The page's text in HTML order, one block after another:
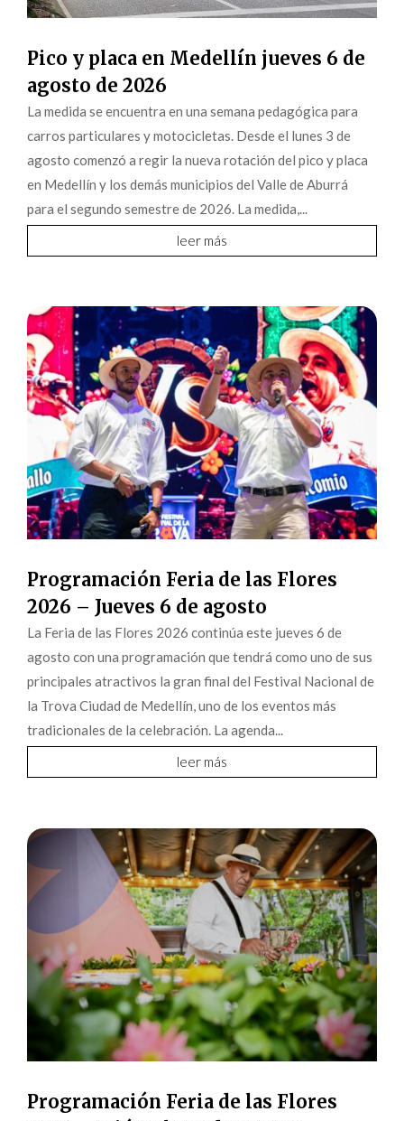
Pico y placa en Medellín jueves 6 de
agosto de 2026
La medida se encuentra en una semana pedagógica para
carros particulares y motocicletas. Desde el lunes 3 de
agosto comenzó a regir la nueva rotación del pico y placa
en Medellín y los demás municipios del Valle de Aburrá
para el segundo semestre de 2026. La medida,...
leer más
Programación Feria de las Flores
2026 – Jueves 6 de agosto
La Feria de las Flores 2026 continúa este jueves 6 de
agosto con una programación que tendrá como uno de sus
principales atractivos la gran final del Festival Nacional de
la Trova Ciudad de Medellín, uno de los eventos más
tradicionales de la celebración. La agenda...
leer más
Programación Feria de las Flores